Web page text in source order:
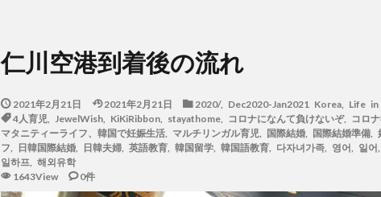
仁川空港到着後の流れ
2021年2月21日 2021年2月21日 2020/, Dec2020-Jan2021 Korea, Life in
4人育児
JewelWish, KiKiRibbon, stayathome, コロナになんて負けないぞ, コロ
マタニティーライフ、韓国で妊娠生活
マルチリンガル育児 国際結婚 国際結婚準備
フ
日韓国際結婚 日韓夫婦 英語教育 韓国留学 韓国語教育 다자녀가족 영어 일어
일하프
해외유학
1643View
0件